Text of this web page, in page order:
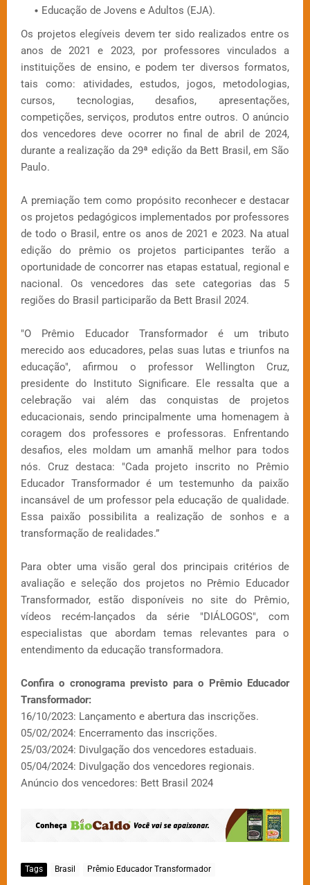
Educação de Jovens e Adultos (EJA).
Os projetos elegíveis devem ter sido realizados entre os
anos de 2021 e 2023, por professores vinculados a
instituições de ensino, e podem ter diversos formatos,
tais como: atividades, estudos, jogos, metodologias,
cursos, tecnologias, desafios, apresentações,
competições, serviços, produtos entre outros. O anúncio
dos vencedores deve ocorrer no final de abril de 2024,
durante a realização da 29ª edição da Bett Brasil, em São
Paulo.
A premiação tem como propósito reconhecer e destacar
os projetos pedagógicos implementados por professores
de todo o Brasil, entre os anos de 2021 e 2023. Na atual
edição do prêmio os projetos participantes terão a
oportunidade de concorrer nas etapas estatual, regional e
nacional. Os vencedores das sete categorias das 5
regiões do Brasil participarão da Bett Brasil 2024.
"O Prêmio Educador Transformador é um tributo
merecido aos educadores, pelas suas lutas e triunfos na
educação", afirmou o professor Wellington Cruz,
presidente do Instituto Significare. Ele ressalta que a
celebração vai além das conquistas de projetos
educacionais, sendo principalmente uma homenagem à
coragem dos professores e professoras. Enfrentando
desafios, eles moldam um amanhã melhor para todos
nós. Cruz destaca: "Cada projeto inscrito no Prêmio
Educador Transformador é um testemunho da paixão
incansável de um professor pela educação de qualidade.
Essa paixão possibilita a realização de sonhos e a
transformação de realidades.”
Para obter uma visão geral dos principais critérios de
avaliação e seleção dos projetos no Prêmio Educador
Transformador, estão disponíveis no site do Prêmio,
vídeos recém-lançados da série "DIÁLOGOS", com
especialistas que abordam temas relevantes para o
entendimento da educação transformadora.
Confira o cronograma previsto para o Prêmio Educador
Transformador:
16/10/2023: Lançamento e abertura das inscrições.
05/02/2024: Encerramento das inscrições.
25/03/2024: Divulgação dos vencedores estaduais.
05/04/2024: Divulgação dos vencedores regionais.
Anúncio dos vencedores: Bett Brasil 2024
Tags Brasil Prêmio Educador Transformador